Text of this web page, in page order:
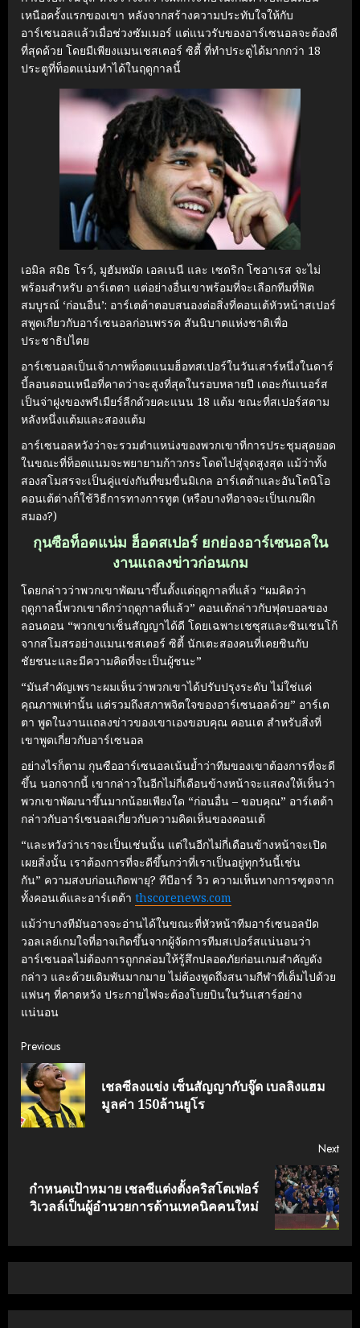
เหนือครั้งแรกของเขา หลังจากสร้างความประทับใจให้กับ
อาร์เซนอลแล้วเมื่อช่วงซัมเมอร์ แต่แนวรับของอาร์เซนอลจะต้องดี
ที่สุดด้วย โดยมีเพียงแมนเชสเตอร์ ซิตี้ ที่ทำประตูได้มากกว่า 18
ประตูที่ท็อตแน่มทำได้ในฤดูกาลนี้
เอมิล สมิธ โรว์, มูฮัมหมัด เอลเนนี และ เซดริก โซอาเรส จะไม่
พร้อมสำหรับ อาร์เตตา แต่อย่างอื่นเขาพร้อมที่จะเลือกทีมที่ฟิต
สมบูรณ์ ‘ก่อนอื่น’: อาร์เตต้าตอบสนองต่อสิ่งที่คอนเต้หัวหน้าสเปอร์
สพูดเกี่ยวกับอาร์เซนอลก่อนพรรค สันนิบาตแห่งชาติเพื่อ
ประชาธิปไตย
อาร์เซนอลเป็นเจ้าภาพท็อตแนมฮ็อทสเปอร์ในวันเสาร์หนึ่งในดาร์
บี้ลอนดอนเหนือที่คาดว่าจะสูงที่สุดในรอบหลายปี เดอะกันเนอร์ส
เป็นจ่าฝูงของพรีเมียร์ลีกด้วยคะแนน 18 แต้ม ขณะที่สเปอร์สตาม
หลังหนึ่งแต้มและสองแต้ม
อาร์เซนอลหวังว่าจะรวมตำแหน่งของพวกเขาที่การประชุมสุดยอด
ในขณะที่ท็อตแนมจะพยายามก้าวกระโดดไปสู่จุดสูงสุด แม้ว่าทั้ง
สองสโมสรจะเป็นคู่แข่งกันที่ขมขื่นมิเกล อาร์เตต้าและอันโตนิโอ
คอนเต้ต่างก็ใช้วิธีการทางการทูต (หรือบางทีอาจจะเป็นเกมฝึก
สมอง?)
กุนซือท็อตแน่ม ฮ็อตสเปอร์ ยกย่องอาร์เซนอลใน
งานแถลงข่าวก่อนเกม
โดยกล่าวว่าพวกเขาพัฒนาขึ้นตั้งแต่ฤดูกาลที่แล้ว “ผมคิดว่า
ฤดูกาลนี้พวกเขาดีกว่าฤดูกาลที่แล้ว” คอนเต้กล่าวกับฟุตบอลของ
ลอนดอน “พวกเขาเซ็นสัญญาได้ดี โดยเฉพาะเชซุสและซินเชนโก้
จากสโมสรอย่างแมนเชสเตอร์ ซิตี้ นักเตะสองคนที่เคยชินกับ
ชัยชนะและมีความคิดที่จะเป็นผู้ชนะ”
“มันสำคัญเพราะผมเห็นว่าพวกเขาได้ปรับปรุงระดับ ไม่ใช่แค่
คุณภาพเท่านั้น แต่รวมถึงสภาพจิตใจของอาร์เซนอลด้วย” อาร์เต
ตา พูดในงานแถลงข่าวของเขาเองขอบคุณ คอนเต สำหรับสิ่งที่
เขาพูดเกี่ยวกับอาร์เซนอล
อย่างไรก็ตาม กุนซืออาร์เซนอลเน้นย้ำว่าทีมของเขาต้องการที่จะดี
ขึ้น นอกจากนี้ เขากล่าวในอีกไม่กี่เดือนข้างหน้าจะแสดงให้เห็นว่า
พวกเขาพัฒนาขึ้นมากน้อยเพียงใด “ก่อนอื่น – ขอบคุณ” อาร์เตต้า
กล่าวกับอาร์เซนอลเกี่ยวกับความคิดเห็นของคอนเต้
“และหวังว่าเราจะเป็นเช่นนั้น แต่ในอีกไม่กี่เดือนข้างหน้าจะเปิด
เผยสิ่งนั้น เราต้องการที่จะดีขึ้นกว่าที่เราเป็นอยู่ทุกวันนี้เช่น
กัน” ความสงบก่อนเกิดพายุ? ทีบีอาร์ วิว ความเห็นทางการฑูตจาก
ทั้งคอนเต้และอาร์เตต้า thscorenews.com
แม้ว่าบางทีมันอาจจะอ่านได้ในขณะที่หัวหน้าทีมอาร์เซนอลปัด
วอลเลย์เกมใจที่อาจเกิดขึ้นจากผู้จัดการทีมสเปอร์สแน่นอนว่า
อาร์เซนอลไม่ต้องการถูกกล่อมให้รู้สึกปลอดภัยก่อนเกมสำคัญดัง
กล่าว และด้วยเดิมพันมากมาย ไม่ต้องพูดถึงสนามกีฬาที่เต็มไปด้วย
แฟนๆ ที่คาดหวัง ประกายไฟจะต้องโบยบินในวันเสาร์อย่าง
แน่นอน
Continue
Reading
Previous
เชลซีลงแข่ง เซ็นสัญญากับจู๊ด เบลลิงแฮม
มูลค่า 150ล้านยูโร
Next
Next
post:
กำหนดเป้าหมาย เชลซีแต่งตั้งคริสโตเฟอร์
วิเวลล์เป็นผู้อำนวยการด้านเทคนิคคนใหม่